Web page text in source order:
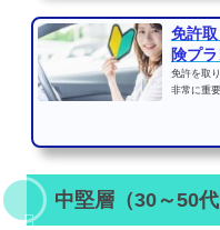
免許
険プ
免許を取
非常に重
中堅層（30～50代